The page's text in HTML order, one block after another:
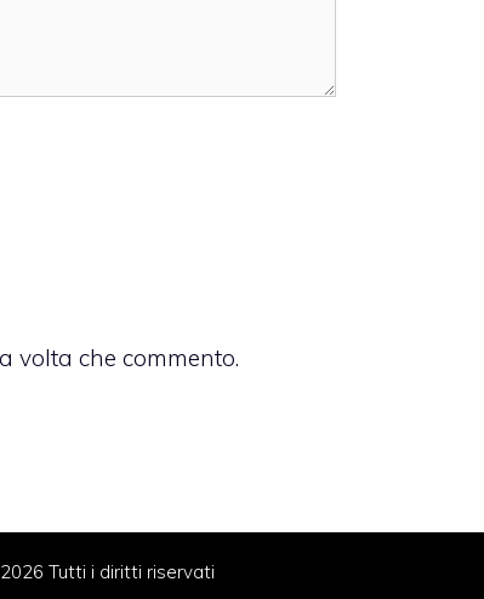
volta che commento.
Tutti i diritti riservati